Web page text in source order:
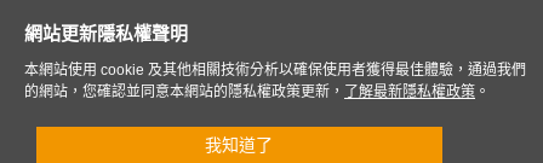
網站更新隱私權聲明
本網站使用 cookie 及其他相關技術分析以確保使用者獲得最佳體驗，通過我們
的網站，您確認並同意本網站的隱私權政策更新，
了解最新隱私權政策 。
我知道了